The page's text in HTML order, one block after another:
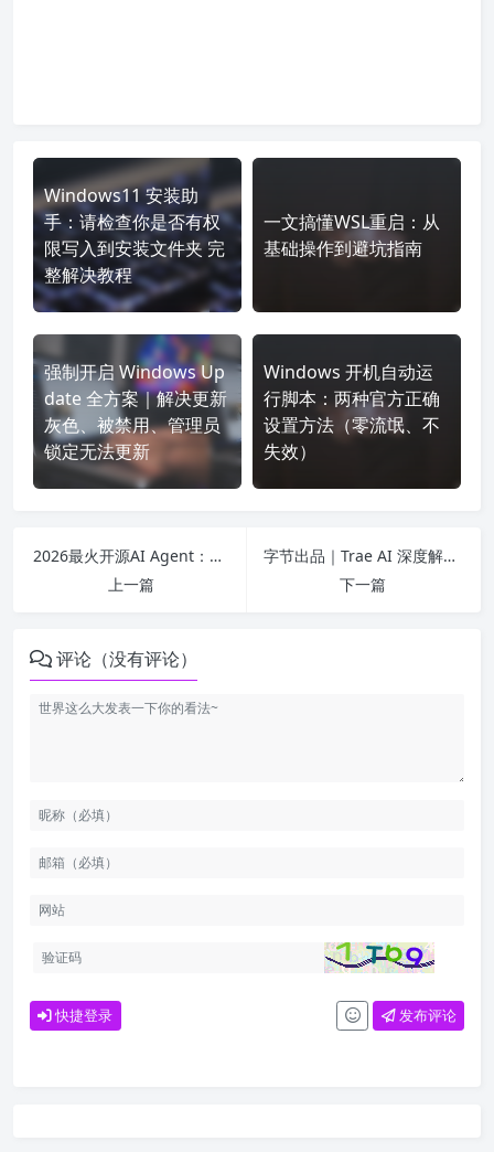
Windows11 安装助
手：请检查你是否有权
限写入到安装文件夹 完
整解决教程
一文搞懂WSL重启：从
基础操作到避坑指南
强制开启 Windows Up
date 全方案｜解决更新
灰色、被禁用、管理员
锁定无法更新
Windows 开机自动运
行脚本：两种官方正确
设置方法（零流氓、不
失效）
2026最火开源AI Agent：Hermes Agent 深度解析，会自我进化的终身数字伙伴
上一篇
字节出品｜Trae AI 深度解析：重新定义AI原生编程，新手也能高效上手
下一篇
评论（没有评论）
快捷登录 发布评论